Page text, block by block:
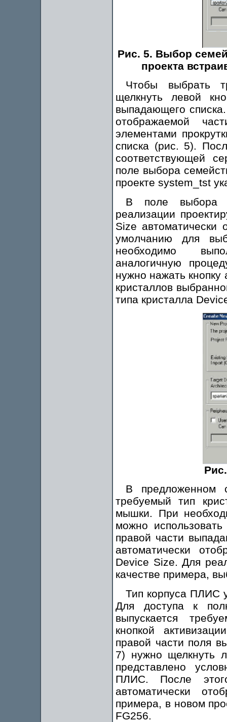
Рис. 5. Выбор
проекта
Чтобы выбрать
щелкнуть левой
выпадающего
отображаемой
элементами
списка (рис. 5).
соответствующей
поле выбора
проекте system_tst
В поле выбора
реализации
Size автоматически
умолчанию для
необходимо
аналогичную
нужно нажать кнопку
кристаллов
типа кристалла
В предложенном
требуемый тип
мышки. При
можно
правой части
автоматически
Device Size. Для
качестве примера,
Тип корпуса ПЛИС
Для доступа к
выпускается
кнопкой
правой части поля
7) нужно щелкнуть
представлено
ПЛИС. После
автоматически
примера, в новом
FG256.